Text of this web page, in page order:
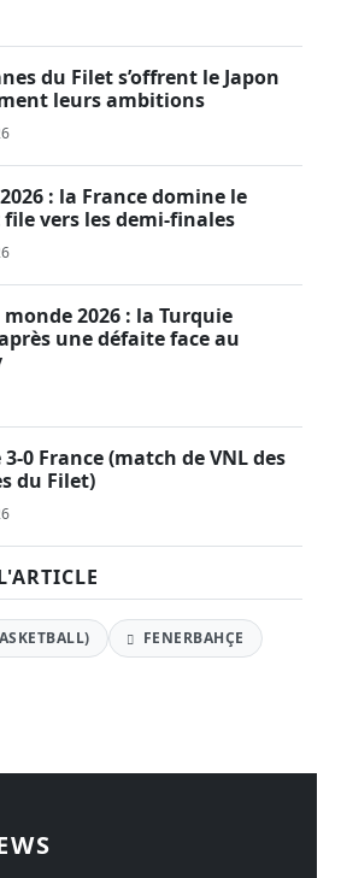
du Filet s’offrent le Japon
leurs ambitions
: la France domine le
vers les demi-finales
monde 2026 : la Turquie
une défaite face au
0 France (match de VNL des
du Filet)
FENERBAHÇE